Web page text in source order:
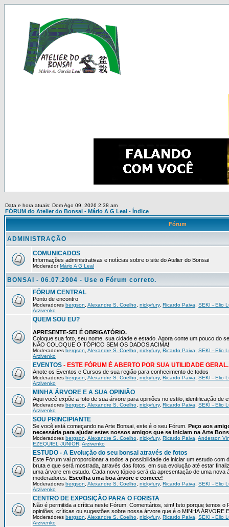
Data e hora atuais: Dom Ago 09, 2026 2:38 am
FÓRUM do Atelier do Bonsai - Mário A G Leal - Índice
Fórum
ADMINISTRAÇÃO
COMUNICADOS
Informações administrativas e notícias sobre o site do Atelier do Bonsai
ModeradorMário A G Leal
BONSAI - 06.07.2004 - Use o Fórum correto.
FÓRUM CENTRAL
Ponto de encontro
Moderadores bergson Alexandre S. Coelho nickyfury, Ricardo Paiva
SEKI - Elio
Arzivenko
QUEM SOU EU?
APRESENTE-SE! É OBRIGATÓRIO.
Coloque sua foto, seu nome, sua cidade e estado. Agora conte um pouco do
NÃO COLOQUE O TÓPICO SEM OS DADOS ACIMA!
Moderadores bergson Alexandre S. Coelho nickyfury, Ricardo Paiva
SEKI - Elio
Arzivenko
EVENTOS - ESTE FÓRUM É ABERTO POR SUA UTILIDADE GERAL.
Anote os Eventos e Cursos de sua região para conhecimento de todos
Moderadores bergson Alexandre S. Coelho nickyfury, Ricardo Paiva
SEKI - Elio
Arzivenko
MINHA ÁRVORE E A SUA OPINIÃO
Aqui você expõe a foto de sua árvore para opiniões no estilo, identificação de
Moderadores bergson Alexandre S. Coelho nickyfury, Ricardo Paiva
SEKI - Elio
Arzivenko
SOU PRINCIPIANTE
Se você está começando na Arte Bonsai, este é o seu Fórum. Peço aos
necessária para ajudar estes nossos amigos que se iniciam na Arte
Moderadores bergson Alexandre S. Coelho nickyfury, Ricardo Paiva Anderson
EZEQUIEL JUNIOR Arzivenko
ESTUDO - A Evolução do seu bonsai através de fotos
Este Fórum vai proporcionar a todos a possibilidade de iniciar um estudo com
bruta e que será mostrada, através das fotos, em sua evolução até estar
uma árvore em estudo. Cada novo tópico será da apresentação de uma
moderadores. Escolha uma boa árvore e comece!
Moderadores bergson Alexandre S. Coelho nickyfury, Ricardo Paiva
SEKI - Elio
Arzivenko
CENTRO DE EXPOSIÇÃO PARA O FORISTA
Não é permitida a crítica neste Fórum. Comentários, sim! Isto porque temos
opiniões, críticas ou sugestões sobre nossa árvore que é o MINHA ÁRVORE
Moderadores bergson Alexandre S. Coelho nickyfury, Ricardo Paiva
SEKI - Elio
Arzivenko